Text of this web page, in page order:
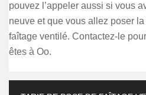
pouvez l’appeler aussi si vous
neuve et que vous allez poser
faîtage ventilé. Contactez-le
êtes à Oo.